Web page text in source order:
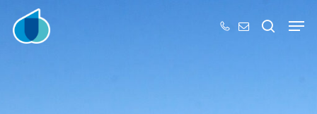
main
search